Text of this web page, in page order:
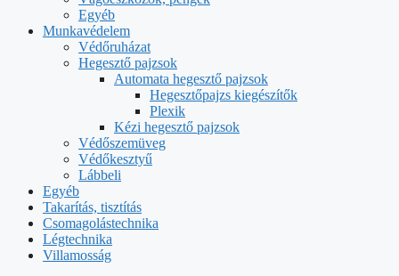
Egyéb
Munkavédelem
Védőruházat
Hegesztő pajzsok
Automata hegesztő pajzsok
Hegesztőpajzs kiegészítők
Plexik
Kézi hegesztő pajzsok
Védőszemüveg
Védőkesztyű
Lábbeli
Egyéb
Takarítás, tisztítás
Csomagolástechnika
Légtechnika
Villamosság